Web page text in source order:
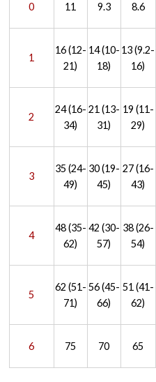
0 11 9.3 8.6
1
16 (12-
21)
14 (10-
18)
13 (9.2-
16)
2
24 (16-
34)
21 (13-
31)
19 (11-
29)
3
35 (24-
49)
30 (19-
45)
27 (16-
43)
4
48 (35-
62)
42 (30-
57)
38 (26-
54)
5
62 (51-
71)
56 (45-
66)
51 (41-
62)
6 75 70 65